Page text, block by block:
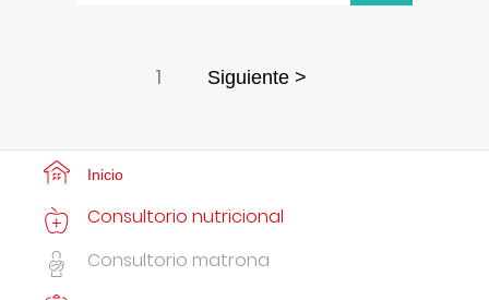
1 Siguiente >
Inicio
Consultorio nutricional
Consultorio matrona